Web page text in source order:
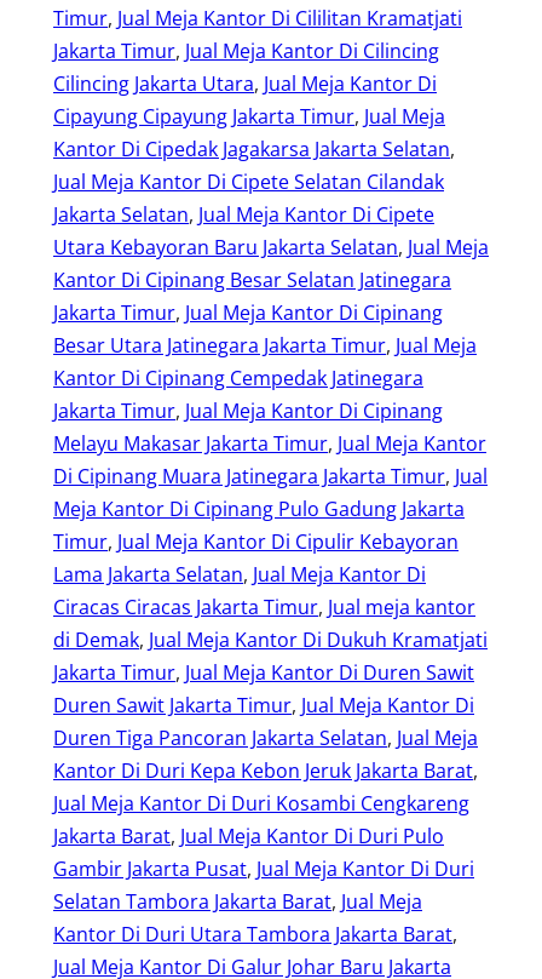
Timur, Jual Meja Kantor Di Cililitan Kramatjati
Jakarta Timur, Jual Meja Kantor Di Cilincing
Cilincing Jakarta Utara, Jual Meja Kantor Di
Cipayung Cipayung Jakarta Timur, Jual Meja
Kantor Di Cipedak Jagakarsa Jakarta Selatan
Jual Meja Kantor Di Cipete Selatan Cilandak
Jakarta Selatan, Jual Meja Kantor Di Cipete
Utara Kebayoran Baru Jakarta Selatan, Jual Meja
Kantor Di Cipinang Besar Selatan Jatinegara
Jakarta Timur, Jual Meja Kantor Di Cipinang
Besar Utara Jatinegara Jakarta Timur, Jual Meja
Kantor Di Cipinang Cempedak Jatinegara
Jakarta Timur, Jual Meja Kantor Di Cipinang
Melayu Makasar Jakarta Timur, Jual Meja Kantor
Di Cipinang Muara Jatinegara Jakarta Timur, Jual
Meja Kantor Di Cipinang Pulo Gadung Jakarta
Timur, Jual Meja Kantor Di Cipulir Kebayoran
Lama Jakarta Selatan, Jual Meja Kantor Di
Ciracas Ciracas Jakarta Timur, Jual meja kantor
di Demak, Jual Meja Kantor Di Dukuh Kramatjati
Jakarta Timur, Jual Meja Kantor Di Duren Sawit
Duren Sawit Jakarta Timur, Jual Meja Kantor Di
Duren Tiga Pancoran Jakarta Selatan, Jual Meja
Kantor Di Duri Kepa Kebon Jeruk Jakarta Barat
Jual Meja Kantor Di Duri Kosambi Cengkareng
Jakarta Barat, Jual Meja Kantor Di Duri Pulo
Gambir Jakarta Pusat, Jual Meja Kantor Di Duri
Selatan Tambora Jakarta Barat, Jual Meja
Kantor Di Duri Utara Tambora Jakarta Barat
Jual Meja Kantor Di Galur Johar Baru Jakarta